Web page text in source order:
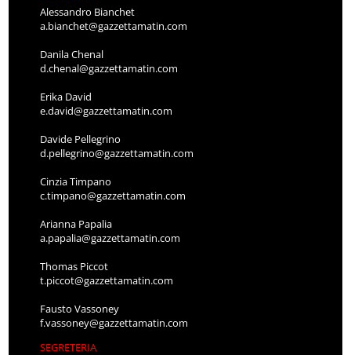
Alessandro Bianchet
a.bianchet@gazzettamatin.com
Danila Chenal
d.chenal@gazzettamatin.com
Erika David
e.david@gazzettamatin.com
Davide Pellegrino
d.pellegrino@gazzettamatin.com
Cinzia Timpano
c.timpano@gazzettamatin.com
Arianna Papalia
a.papalia@gazzettamatin.com
Thomas Piccot
t.piccot@gazzettamatin.com
Fausto Vassoney
f.vassoney@gazzettamatin.com
SEGRETERIA